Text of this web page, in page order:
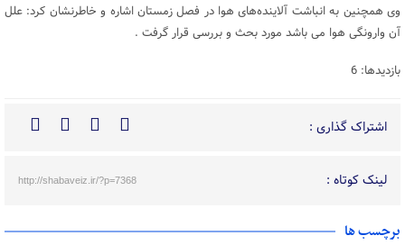
وی همچنین به انباشت آلاینده‌های هوا در فصل زمستان اشاره و خاطرنشان کرد: علل
آن وارونگی هوا می باشد مورد بحث و بررسی قرار گرفت .
بازدیدها: 6
اشتراک گذاری :
لینک کوتاه : http://shabaveiz.ir/?p=7368
برچسب ها